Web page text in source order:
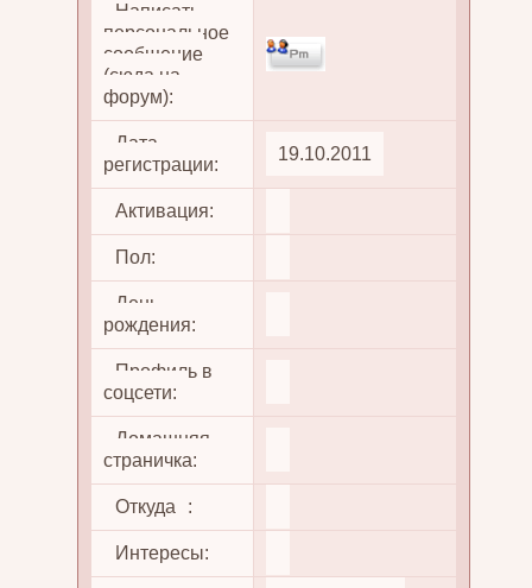
Написать
персональное
сообщение
(сюда на
форум):
Дата
регистрации:
19.10.2011
Активация:
Пол:
День
рождения:
Профиль в
соцсети:
Домашняя
страничка:
Откуда :
Интересы: